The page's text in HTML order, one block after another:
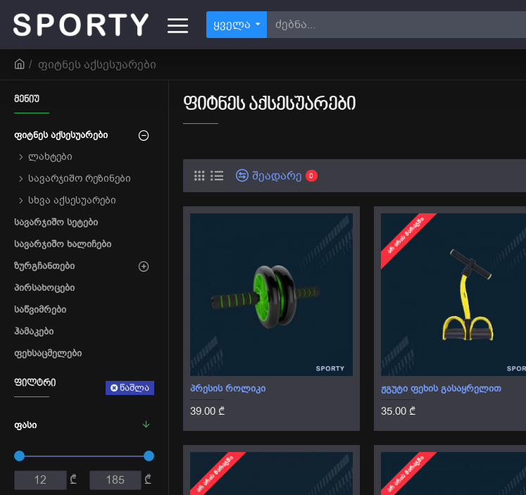
ყველა
ფიტნეს აქსესუარები
ᲛᲔᲜᲘᲣ
ᲤᲘᲢᲜᲔᲡ ᲐᲥᲡᲔᲡᲣᲐᲠᲔᲑᲘ
ლახტები
სავარჯიშო რეზინები
სხვა აქსესუარები
ᲡᲐᲕᲐᲠᲯᲘᲨᲝ ᲡᲔᲢᲔᲑᲘ
ᲡᲐᲕᲐᲠᲯᲘᲨᲝ ᲮᲐᲚᲘᲩᲔᲑᲘ
ᲖᲣᲠᲒᲩᲐᲜᲗᲔᲑᲘ
ᲞᲘᲠᲡᲐᲮᲝᲪᲔᲑᲘ
ᲡᲐᲬᲕᲘᲛᲠᲔᲑᲘ
ᲰᲐᲛᲐᲙᲔᲑᲘ
ᲤᲔᲮᲡᲐᲪᲛᲔᲚᲔᲑᲘ
ᲤᲘᲚᲢᲠᲘ წაშლა
ᲤᲐᲡᲘ
₾ ₾
ᲤᲘᲢᲜᲔᲡ ᲐᲥᲡᲔᲡᲣᲐᲠᲔᲑᲘ
შეადარე 0
ᲞᲠᲔᲡᲘᲡ ᲠᲝᲚᲘᲙᲘ
39.00 ₾
ᲐᲠ ᲐᲠᲘᲡ ᲛᲐᲠᲐᲒᲨᲘ
ᲟᲒᲣᲢᲘ ᲤᲔᲮᲘᲡ ᲒᲐᲡᲐᲧᲠᲔᲚᲘᲗ
35.00 ₾
ᲐᲠ ᲐᲠᲘᲡ ᲛᲐᲠᲐᲒᲨᲘ ᲐᲠ ᲐᲠᲘᲡ ᲛᲐᲠᲐᲒᲨᲘ